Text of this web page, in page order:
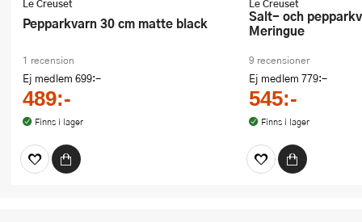
Le Creuset
Pepparkvarn 30 cm matte black
1 recension
Ej medlem 699:-
489:-
Finns i lager
Le Creuset
Salt- och pepparkvarnset 12 cm
Meringue
9 recensioner
Ej medlem 779:-
545:-
Finns i lager